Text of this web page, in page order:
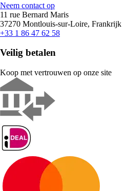
Neem contact op
11 rue Bernard Maris
37270 Montlouis-sur-Loire, Frankrijk
+33 1 86 47 62 58
Veilig betalen
Koop met vertrouwen op onze site